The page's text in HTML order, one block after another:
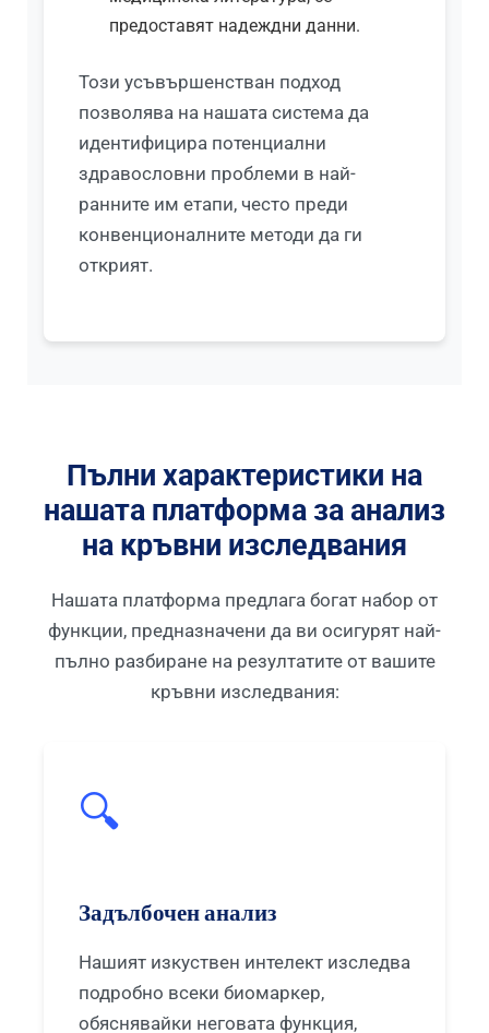
предоставят надеждни данни.
Този усъвършенстван подход
позволява на нашата система да
идентифицира потенциални
здравословни проблеми в най-
ранните им етапи, често преди
конвенционалните методи да ги
открият.
Пълни характеристики на
нашата платформа за анализ
на кръвни изследвания
Нашата платформа предлага богат набор от
функции, предназначени да ви осигурят най-
пълно разбиране на резултатите от вашите
кръвни изследвания:
🔍
Задълбочен анализ
Нашият изкуствен интелект изследва
подробно всеки биомаркер,
обяснявайки неговата функция,
සිංහල
অসমীয়া
Galego
Euskara
Afrikaans
Монгол
ພາສາລາວ
Basa Jawa
Ślōnskŏ gŏdka
Norsk bokmål